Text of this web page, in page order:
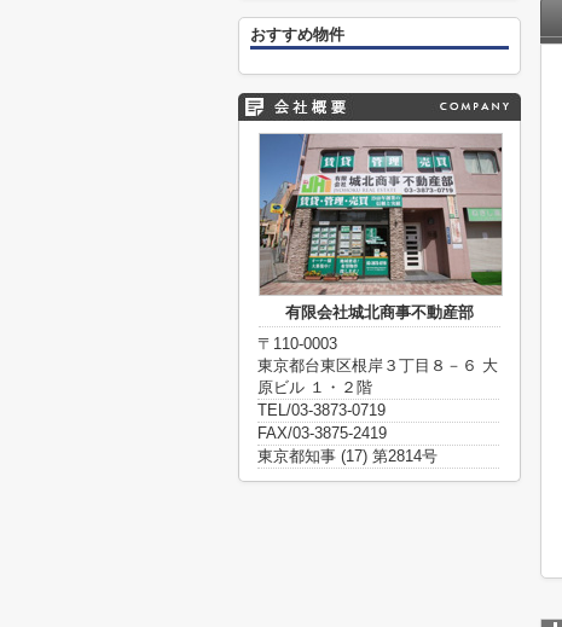
おすすめ物件
有限会社城北商事不動産部
〒110-0003
東京都台東区根岸３丁目８－６ 大
原ビル １・２階
TEL/03-3873-0719
FAX/03-3875-2419
東京都知事 (17) 第2814号